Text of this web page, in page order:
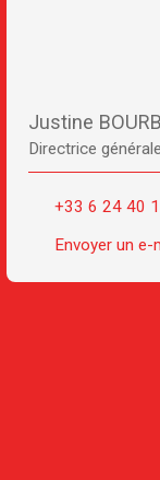
Justine
Directrice générale
+33 6 24 40
Envoyer un e-